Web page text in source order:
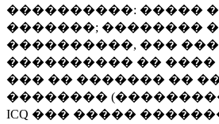
����������: �����
�������; ��������
����������, ���
���������� �� ����
��� �� ������� ��
��������
ICQ ��� �����